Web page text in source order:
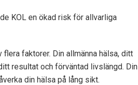
KOL en ökad risk för allvarliga
faktorer. Din allmänna hälsa, ditt
resultat och förväntad livslängd. Din
din hälsa på lång sikt.